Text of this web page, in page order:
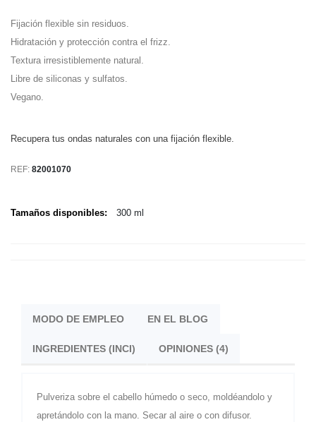
Fijación flexible sin residuos.
Hidratación y protección contra el frizz.
Textura irresistiblemente natural.
Libre de siliconas y sulfatos.
Vegano.
Recupera tus ondas naturales con una fijación flexible.
REF: 82001070
Tamaños disponibles: 300 ml
MODO DE EMPLEO EN EL BLOG
INGREDIENTES (INCI) OPINIONES (4)
Pulveriza sobre el cabello húmedo o seco, moldéandolo y
apretándolo con la mano. Secar al aire o con difusor.